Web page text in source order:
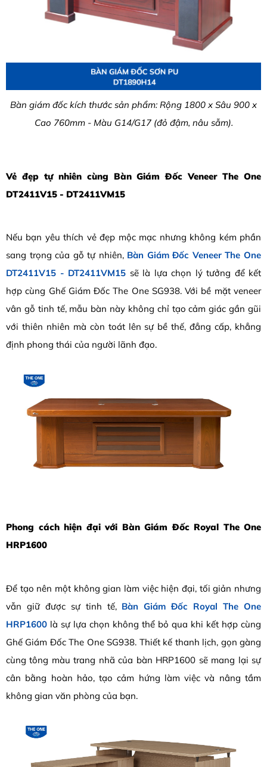
Bàn giám đốc kích thước sản phẩm: Rộng 1800 x Sâu 900 x
Cao 760mm - Màu G14/G17 (đỏ đậm, nâu sẫm).
Vẻ đẹp tự nhiên cùng Bàn Giám Đốc Veneer The One
DT2411V15 - DT2411VM15
Nếu bạn yêu thích vẻ đẹp mộc mạc nhưng không kém phần
sang trọng của gỗ tự nhiên, Bàn Giám Đốc Veneer The One
DT2411V15 - DT2411VM15 sẽ là lựa chọn lý tưởng để kết
hợp cùng Ghế Giám Đốc The One SG938. Với bề mặt veneer
vân gỗ tinh tế, mẫu bàn này không chỉ tạo cảm giác gần gũi
với thiên nhiên mà còn toát lên sự bề thế, đẳng cấp, khẳng
định phong thái của người lãnh đạo.
Phong cách hiện đại với Bàn Giám Đốc Royal The One
HRP1600
Để tạo nên một không gian làm việc hiện đại, tối giản nhưng
vẫn giữ được sự tinh tế, Bàn Giám Đốc Royal The One
HRP1600 là sự lựa chọn không thể bỏ qua khi kết hợp cùng
Ghế Giám Đốc The One SG938. Thiết kế thanh lịch, gọn gàng
cùng tông màu trang nhã của bàn HRP1600 sẽ mang lại sự
cân bằng hoàn hảo, tạo cảm hứng làm việc và nâng tầm
không gian văn phòng của bạn.